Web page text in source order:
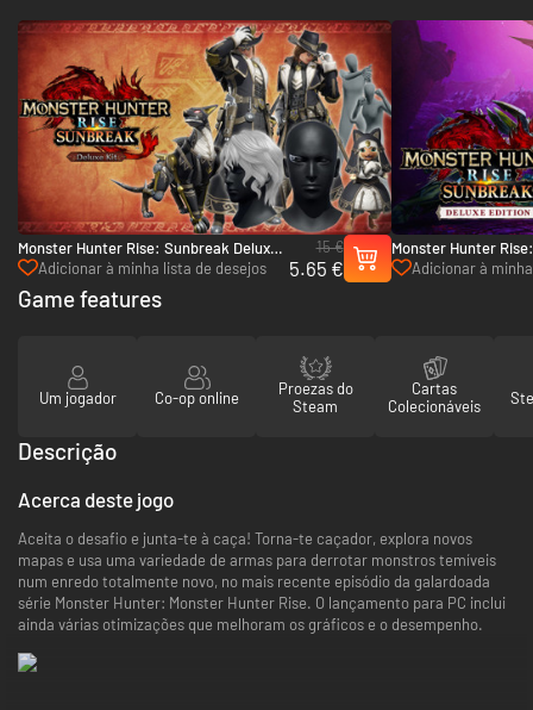
Monster Hunter Rise: Sunbreak Deluxe
Kit - PC (Steam)
Adicionar à minha lista de desejos
15 €
5.65 €
Monster Hunter
Edition - PC (Steam)
Adicionar à
Game features
Um jogador Co-op online
Proezas do
Steam
Cartas
Colecionáveis
Descrição
Acerca deste jogo
Aceita o desafio e junta-te à caça! Torna-te caçador, explora novos
mapas e usa uma variedade de armas para derrotar monstros temíveis
num enredo totalmente novo, no mais recente episódio da galardoada
série Monster Hunter: Monster Hunter Rise. O lançamento para PC inclui
ainda várias otimizações que melhoram os gráficos e o desempenho.